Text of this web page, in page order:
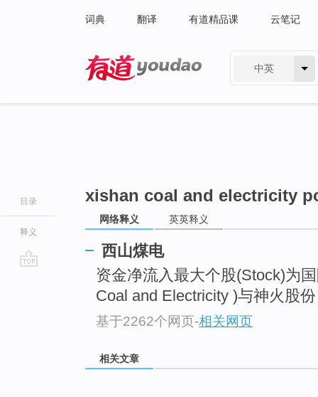
词典 翻译 有道精品课 云笔记
中英
目录
释义
xishan coal and electricity
网络释义 英英释义
西山煤电
资金净流入最大个股(Stock)为
Coal and Electricity )与神火股
基于2262个网页-相关网页
相关文章